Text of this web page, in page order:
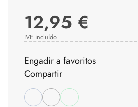
12,95 €
IVE incluído
Engadir a favoritos
Compartir